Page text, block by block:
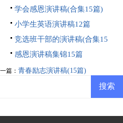
学会感恩演讲稿(合集15篇)
小学生英语演讲稿12篇
竞选班干部的演讲稿(合集15
篇)感恩演讲稿集锦15篇
篇： 青春励志演讲稿(15篇)